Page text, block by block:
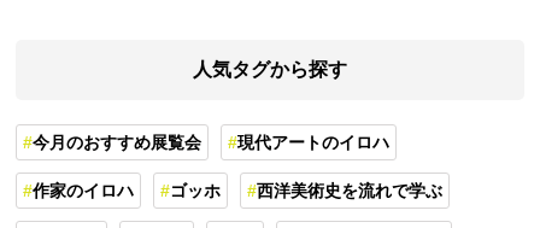
人気タグから探す
今月のおすすめ展覧会 現代アートのイロハ
作家のイロハ ゴッホ 西洋美術史を流れで学ぶ